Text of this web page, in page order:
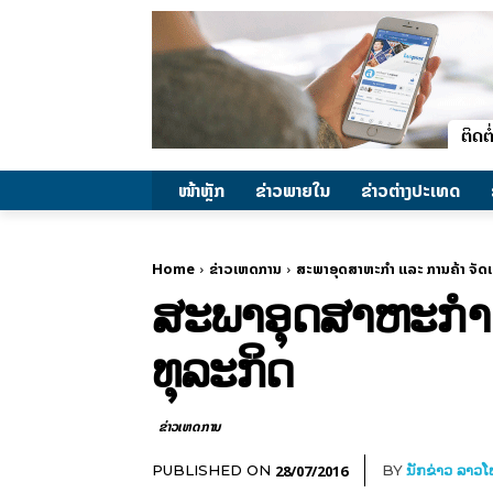
ໜ້າຫຼັກ ຂ່າວພາຍ​ໃນ ຂ່າວຕ່າງປະເທດ
Home ຂ່າວເຫດການ ສະພາອຸດສາຫະກຳ ແລະ ການຄ້າ ຈັ
ສະພາອຸດສາຫະກ
ທຸລະກິດ
ຂ່າວເຫດການ
PUBLISHED ON 28/07/2016 BYນັກຂ່າວ ລາວ